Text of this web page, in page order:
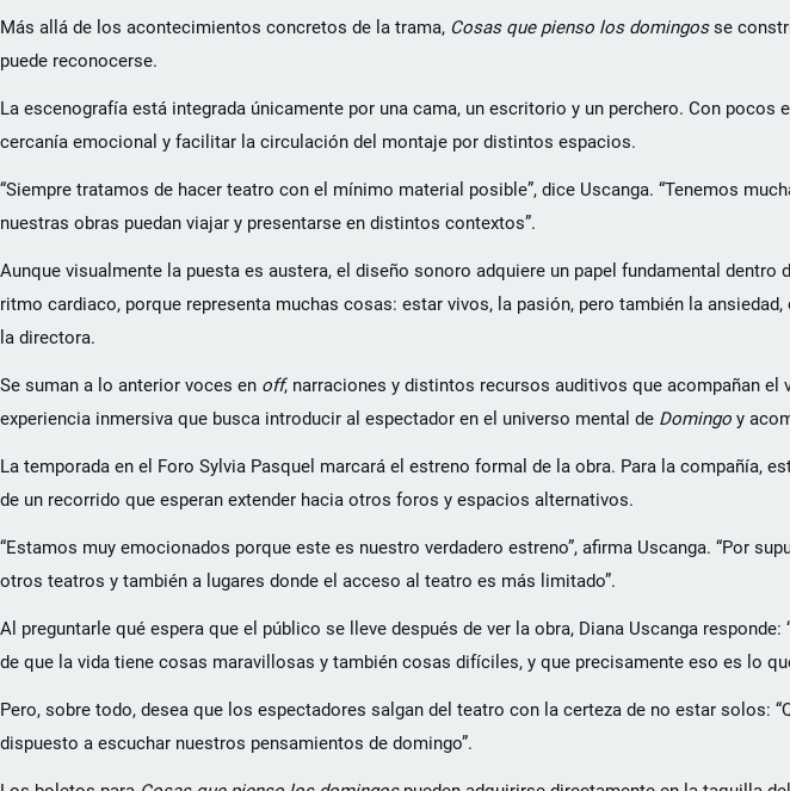
Más allá de los acontecimientos concretos de la trama, Cosas que pienso los domingosse
puede reconocerse.
La escenografía está integrada únicamente por una cama, un escritorio y un perchero. Con
cercanía emocional y facilitar la circulación del montaje por distintos espacios.
“Siempre tratamos de hacer teatro con el mínimo material posible”, dice Uscanga. “Tenemos
nuestras obras puedan viajar y presentarse en distintos contextos”.
Aunque visualmente la puesta es austera, el diseño sonoro adquiere un papel fundamental dentro
ritmo cardiaco, porque representa muchas cosas: estar vivos, la pasión, pero también la
la directora.
Se suman a lo anterior voces en off, narraciones y distintos recursos auditivos que acompañan
experiencia inmersiva que busca introducir al espectador en el universo mental de Domingo y
La temporada en el Foro Sylvia Pasquel marcará el estreno formal de la obra. Para la compañía,
de un recorrido que esperan extender hacia otros foros y espacios alternativos.
“Estamos muy emocionados porque este es nuestro verdadero estreno”, afirma Uscanga. “Por
otros teatros y también a lugares donde el acceso al teatro es más limitado”.
Al preguntarle qué espera que el público se lleve después de ver la obra, Diana Uscanga
de que la vida tiene cosas maravillosas y también cosas difíciles, y que precisamente eso es lo
Pero, sobre todo, desea que los espectadores salgan del teatro con la certeza de no estar solos:
dispuesto a escuchar nuestros pensamientos de domingo”.